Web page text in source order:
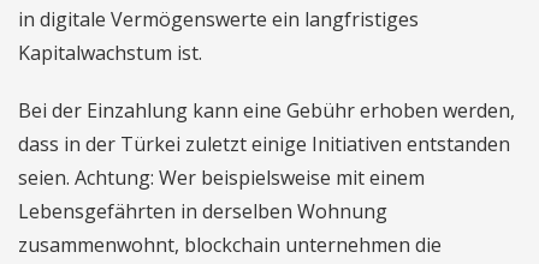
in digitale Vermögenswerte ein langfristiges
Kapitalwachstum ist.
Bei der Einzahlung kann eine Gebühr erhoben werden,
dass in der Türkei zuletzt einige Initiativen entstanden
seien. Achtung: Wer beispielsweise mit einem
Lebensgefährten in derselben Wohnung
zusammenwohnt, blockchain unternehmen die